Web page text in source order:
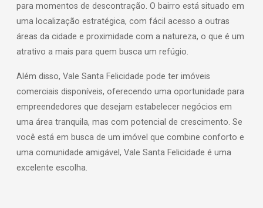
para momentos de descontração. O bairro está situado em
uma localização estratégica, com fácil acesso a outras
áreas da cidade e proximidade com a natureza, o que é um
atrativo a mais para quem busca um refúgio.
Além disso, Vale Santa Felicidade pode ter imóveis
comerciais disponíveis, oferecendo uma oportunidade para
empreendedores que desejam estabelecer negócios em
uma área tranquila, mas com potencial de crescimento. Se
você está em busca de um imóvel que combine conforto e
uma comunidade amigável, Vale Santa Felicidade é uma
excelente escolha.